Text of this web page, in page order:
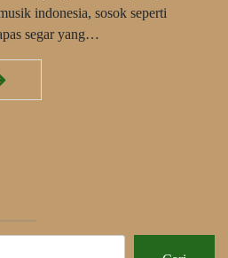
indonesia, sosok seperti
segar yang…